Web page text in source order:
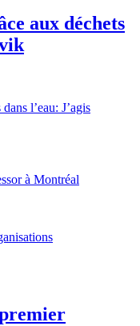
aux déchets
l’eau: J’agis
à Montréal